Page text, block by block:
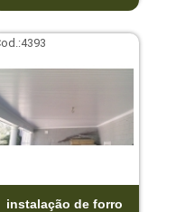
4393
instalação de forro